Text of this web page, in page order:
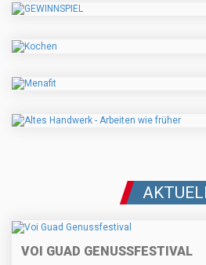
VOI GUAD GENUSSFESTIVAL